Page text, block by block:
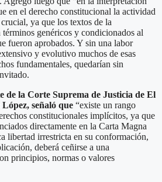
en el derecho constitucional la actividad
ya que los textos de la
genéricos y condicionados al
fueron aprobados. Y sin una labor
y evolutivo muchos de esas
fundamentales, quedarían sin
de la Corte Suprema de Justicia de El
señaló que “existe un rango
constitucionales implícitos, ya que
directamente en la Carta Magna
libertad irrestricta en su conformación,
deberá ceñirse a una
principios, normas o valores